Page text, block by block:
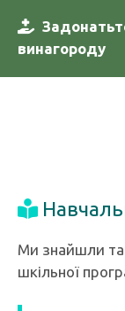
винагороду
Ми знайшли
шкільної